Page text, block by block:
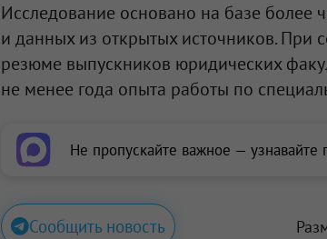
Исследование основано на базе
и данных из открытых источников. При
резюме выпускников юридических
не менее года опыта работы по
Не пропускайте важное —
Сообщить новость